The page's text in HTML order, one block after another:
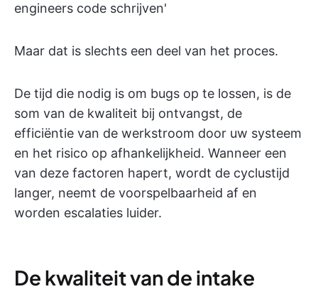
engineers code schrijven'
Maar dat is slechts een deel van het proces.
De tijd die nodig is om bugs op te lossen, is de
som van de kwaliteit bij ontvangst, de
efficiëntie van de werkstroom door uw systeem
en het risico op afhankelijkheid. Wanneer een
van deze factoren hapert, wordt de cyclustijd
langer, neemt de voorspelbaarheid af en
worden escalaties luider.
De kwaliteit van de intake